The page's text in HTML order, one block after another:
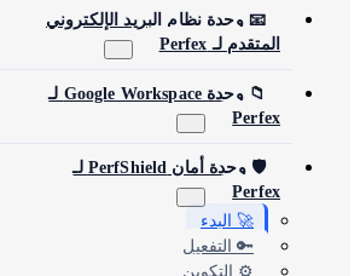
🛒
B2B & Wholesale Theme
منتجات أخرى
📧 وحدة نظام البريد الإلكتروني
المتقدم لـ Perfex
📁 وحدة Google Workspace لـ
Perfex
🛡️ وحدة أمان PerfShield لـ
Perfex
🚀 البدء
🔑 التفعيل
⚙️ التكوين